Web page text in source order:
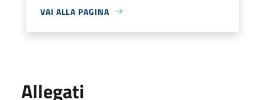
VAI ALLA PAGINA
Allegati